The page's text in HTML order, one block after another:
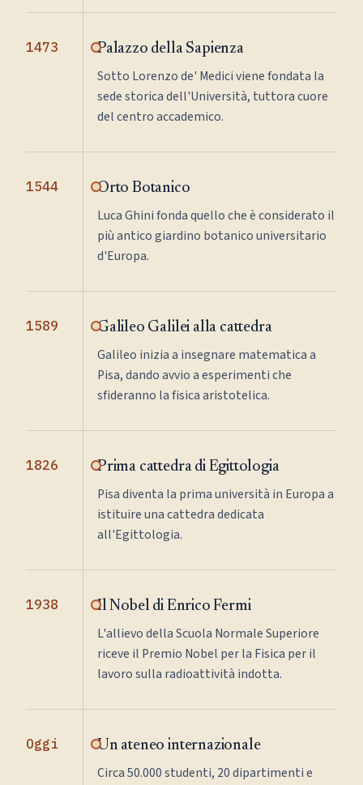
1473 Palazzo della Sapienza
Sotto Lorenzo de' Medici viene fondata la
sede storica dell'Università, tuttora cuore
del centro accademico.
1544 Orto Botanico
Luca Ghini fonda quello che è considerato il
più antico giardino botanico universitario
d'Europa.
1589 Galileo Galilei alla cattedra
Galileo inizia a insegnare matematica a
Pisa, dando avvio a esperimenti che
sfideranno la fisica aristotelica.
1826 Prima cattedra di Egittologia
Pisa diventa la prima università in Europa a
istituire una cattedra dedicata
all'Egittologia.
1938 Il Nobel di Enrico Fermi
L'allievo della Scuola Normale Superiore
riceve il Premio Nobel per la Fisica per il
lavoro sulla radioattività indotta.
Oggi Un ateneo internazionale
Circa 50.000 studenti, 20 dipartimenti e